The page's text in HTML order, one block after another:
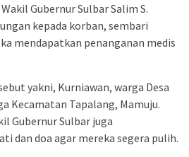
Gubernur Sulbar Salim S.
kepada korban, sembari
mendapatkan penanganan medis
yakni, Kurniawan, warga Desa
Kecamatan Tapalang, Mamuju.
Gubernur Sulbar juga
dan doa agar mereka segera pulih.